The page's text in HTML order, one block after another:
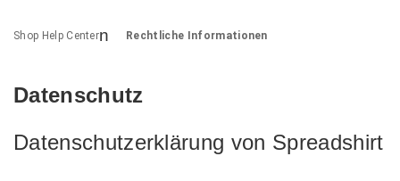
Shop Help Center Rechtliche Informationen
Datenschutz
Datenschutzerklärung von Spreadshirt